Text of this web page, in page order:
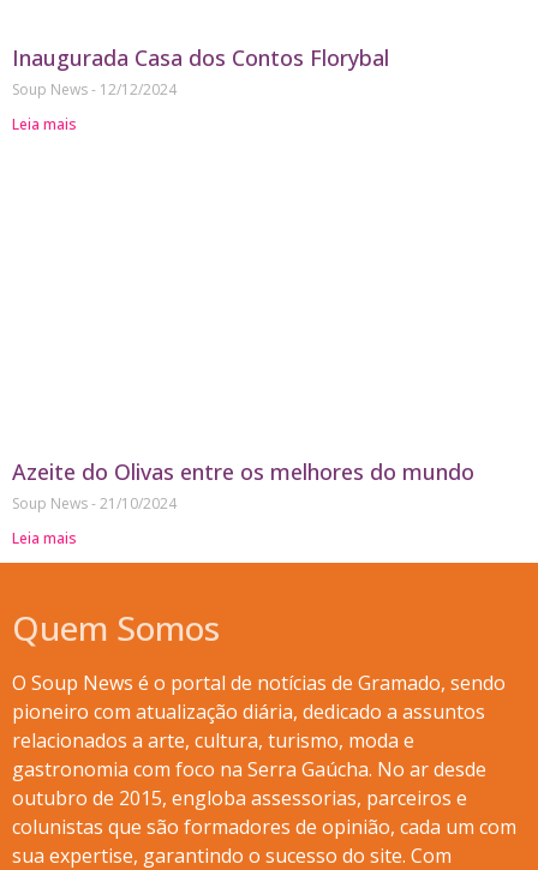
Inaugurada Casa dos Contos Florybal
Soup News
12/12/2024
Leia mais
Azeite do Olivas entre os melhores do mundo
Soup News 21/10/2024
Leia mais
Quem Somos
O Soup News é o portal de notícias de Gramado, sendo
pioneiro com atualização diária, dedicado a assuntos
relacionados a arte, cultura, turismo, moda e
gastronomia com foco na Serra Gaúcha. No ar desde
outubro de 2015, engloba assessorias, parceiros e
colunistas que são formadores de opinião, cada um com
sua expertise, garantindo o sucesso do site. Com